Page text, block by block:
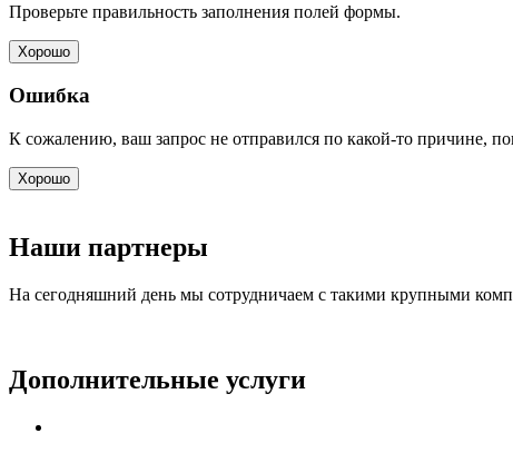
Проверьте правильность заполнения полей формы.
Хорошо
Ошибка
К сожалению, ваш запрос не отправился по какой-то причине,
Хорошо
Наши партнеры
На сегодняшний день мы сотрудничаем с такими крупными
Дополнительные услуги